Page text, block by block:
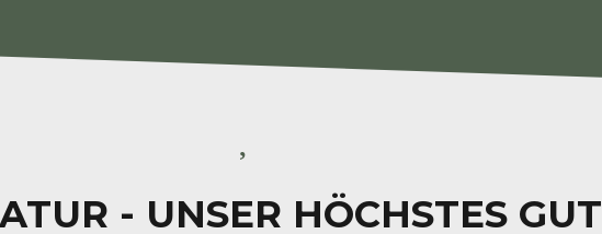
- UNSER HÖCHSTES GUT